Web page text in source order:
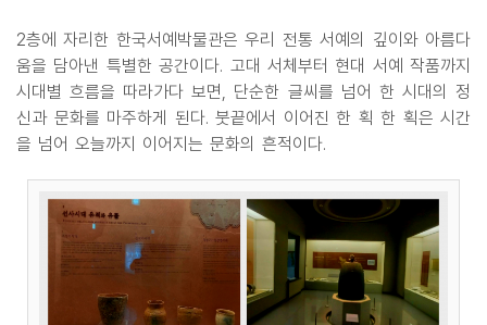
2층에 자리한 한국서예박물관은 우리 전통 서예의 깊이와 아름다
움을 담아낸 특별한 공간이다. 고대 서체부터 현대 서예 작품까지
시대별 흐름을 따라가다 보면, 단순한 글씨를 넘어 한 시대의 정
신과 문화를 마주하게 된다. 붓끝에서 이어진 한 획 한 획은 시간
을 넘어 오늘까지 이어지는 문화의 흔적이다.